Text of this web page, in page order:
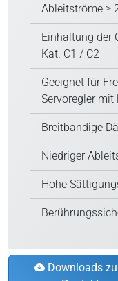
Ableitströme ≥
Einhaltung der
Kat. C1 / C2
Geeignet für
Servoregler
Breitbandige
Niedriger
Hohe
Downloads